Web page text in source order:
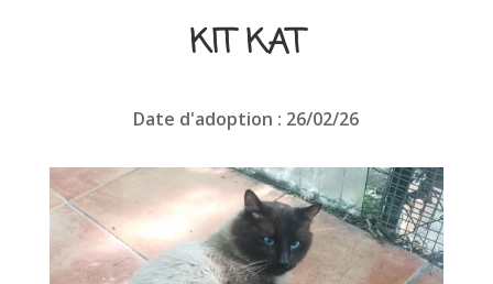
KIT KAT
Date d'adoption : 26/02/26